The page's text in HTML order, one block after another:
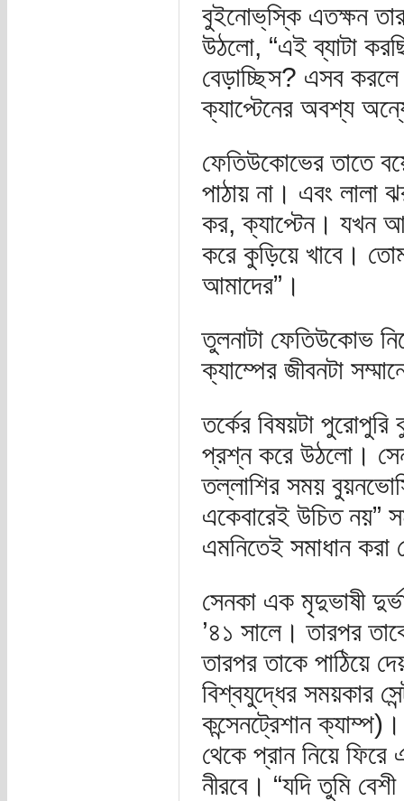
বুইনোভ্‌স্কি এতক্ষন
উঠলো, “এই ব্যাটা
বেড়াচ্ছিস? এসব
ক্যাপ্টেনের অবশ্য
ফেতিউকোভের তাতে
পাঠায় না। এবং লালা
কর, ক্যাপ্টেন। যখন
করে কুড়িয়ে খাবে।
আমাদের”।
তুলনাটা ফেতিউকোভ
ক্যাম্পের জীবনটা
তর্কের বিষয়টা
প্রশ্ন করে উঠলো।
তল্লাশির সময়
একেবারেই উচিত নয়”
এমনিতেই সমাধান করা
সেনকা এক মৃদুভাষী
’৪১ সালে। তারপর
তারপর তাকে পাঠিয়ে
বিশ্বযুদ্ধের সময়কার
কন্সেনট্রেশান
থেকে প্রান নিয়ে
নীরবে। “যদি তুমি